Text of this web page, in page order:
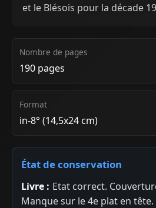
et le Blésois pour la décade
Nombre de pages
190 pages
Format
in-8° (14,5x24 cm)
État de conservation
Livre : Etat correct.
Manque sur le 4e plat en